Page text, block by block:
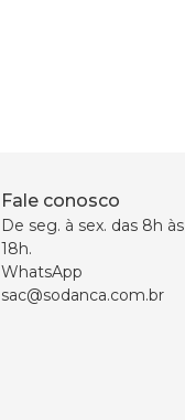
Fale conosco
De seg. à sex. das 8h às
18h.
WhatsApp
sac@sodanca.com.br